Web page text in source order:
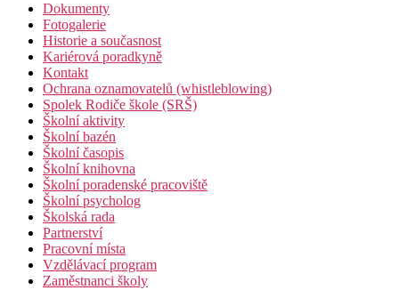
Dokumenty
Fotogalerie
Historie a současnost
Kariérová poradkyně
Kontakt
Ochrana oznamovatelů (whistleblowing)
Spolek Rodiče škole (SRŠ)
Školní aktivity
Školní bazén
Školní časopis
Školní knihovna
Školní poradenské pracoviště
Školní psycholog
Školská rada
Partnerství
Pracovní místa
Vzdělávací program
Zaměstnanci školy